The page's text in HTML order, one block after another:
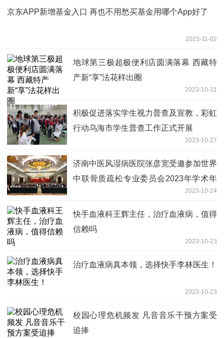
京东APP新增基金入口 再也不用愁买基金用哪个App好了
2023-11-02
地球第三极超极便利店圆满落幕 西藏特
产新“享”法花样出圈
2023-10-31
积极促进落实学生视力普查及宣教，彩虹
行动乌海市学生普查工作正式开展
2023-10-27
济南中医风湿病医院张彦宽受邀参加世界
中联骨质疏松专业委员会2023年学术年
2023-10-24
快手血液科王辉主任，治疗血液病，值得
信赖吗
2023-10-23
治疗血液病真本领，选择快手李林医生！
2023-10-23
校园心理危机频发 凡音音乐干预方案受
追捧